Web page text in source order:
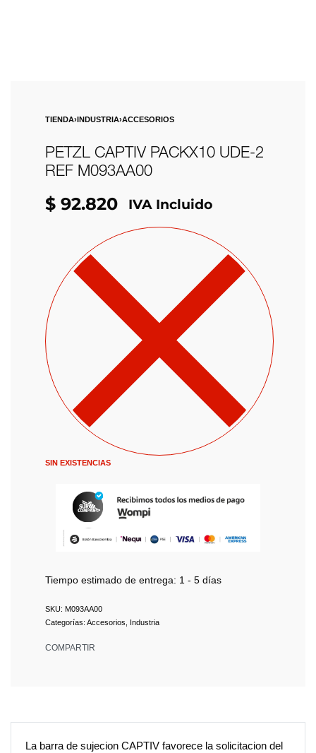
TIENDA›INDUSTRIA›ACCESORIOS
PETZL CAPTIV PACKX10 UDE-2
REF M093AA00
$ 92.820 IVA Incluido
SIN EXISTENCIAS
Tiempo estimado de entrega: 1 - 5 días
M093AA00
Categorías: Accesorios Industria
COMPARTIR
La barra de sujecion CAPTIV favorece la solicitacion del